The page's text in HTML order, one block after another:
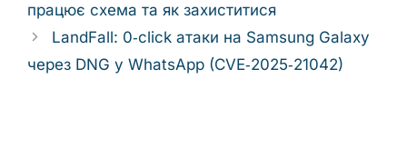
працює схема та як захиститися
LandFall: 0‑click атаки на Samsung Galaxy
через DNG у WhatsApp (CVE‑2025‑21042)